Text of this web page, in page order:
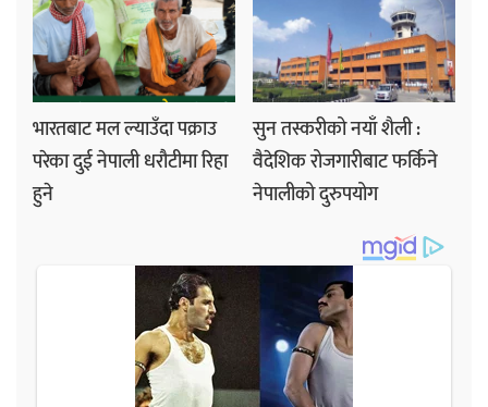
भारतबाट मल ल्याउँदा पक्राउ
परेका दुई नेपाली धरौटीमा रिहा
हुने
सुन तस्करीको नयाँ शैली :
वैदेशिक रोजगारीबाट फर्किने
नेपालीको दुरुपयोग